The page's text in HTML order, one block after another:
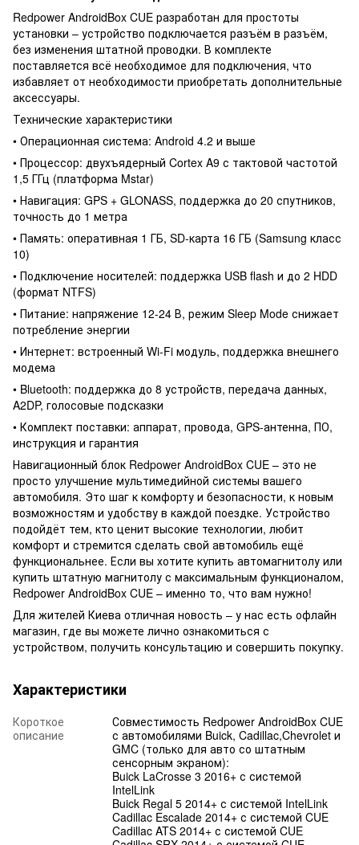
Redpower AndroidBox CUE разработан для простоты
установки – устройство подключается разъём в разъём,
без изменения штатной проводки. В комплекте
поставляется всё необходимое для подключения, что
избавляет от необходимости приобретать дополнительные
аксессуары.
Технические характеристики
• Операционная система: Android 4.2 и выше
• Процессор: двухъядерный Cortex A9 с тактовой частотой
1,5 ГГц (платформа Mstar)
• Навигация: GPS + GLONASS, поддержка до 20 спутников,
точность до 1 метра
• Память: оперативная 1 ГБ, SD-карта 16 ГБ (Samsung класс
10)
• Подключение носителей: поддержка USB flash и до 2 HDD
(формат NTFS)
• Питание: напряжение 12-24 В, режим Sleep Mode снижает
потребление энергии
• Интернет: встроенный Wi-Fi модуль, поддержка внешнего
модема
• Bluetooth: поддержка до 8 устройств, передача данных,
A2DP, голосовые подсказки
• Комплект поставки: аппарат, провода, GPS-антенна, ПО,
инструкция и гарантия
Навигационный блок Redpower AndroidBox CUE – это не
просто улучшение мультимедийной системы вашего
автомобиля. Это шаг к комфорту и безопасности, к новым
возможностям и удобству в каждой поездке. Устройство
подойдёт тем, кто ценит высокие технологии, любит
комфорт и стремится сделать свой автомобиль ещё
функциональнее. Если вы хотите купить автомагнитолу или
купить штатную магнитолу с максимальным функционалом,
Redpower AndroidBox CUE – именно то, что вам нужно!
Для жителей Киева отличная новость – у нас есть офлайн
магазин, где вы можете лично ознакомиться с
устройством, получить консультацию и совершить покупку.
Характеристики
Короткое
описание
Совместимость Redpower AndroidBox CUE
с автомобилями Buick, Cadillac,Chevrolet и
GMC (только для авто со штатным
сенсорным экраном):
Buick LaCrosse 3 2016+ с системой
IntelLink
Buick Regal 5 2014+ с системой IntelLink
Cadillac Escalade 2014+ с системой CUE
Cadillac ATS 2014+ с системой CUE